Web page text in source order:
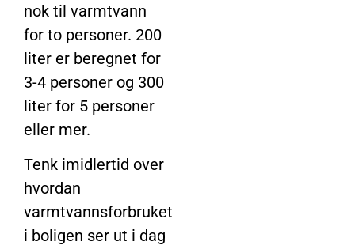
nok til varmtvann
for to personer. 200
liter er beregnet for
3-4 personer og 300
liter for 5 personer
eller mer.
Tenk imidlertid over
hvordan
varmtvannsforbruket
i boligen ser ut i dag